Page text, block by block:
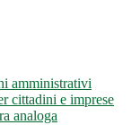
amministrativi
cittadini e imprese
analoga